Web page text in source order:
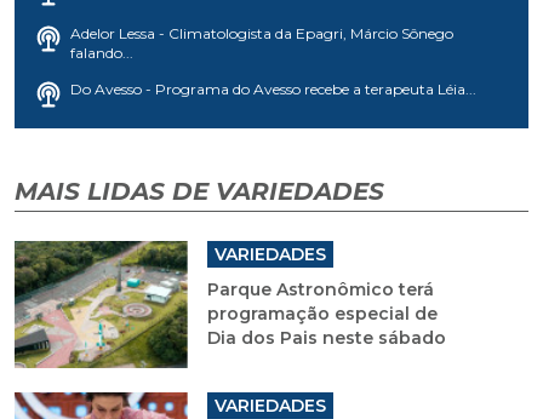
Adelor Lessa - Climatologista da Epagri, Márcio Sônego
falando...
Do Avesso - Programa do Avesso recebe a terapeuta Léia...
MAIS LIDAS DE VARIEDADES
VARIEDADES
Parque Astronômico terá
programação especial de
Dia dos Pais neste sábado
VARIEDADES